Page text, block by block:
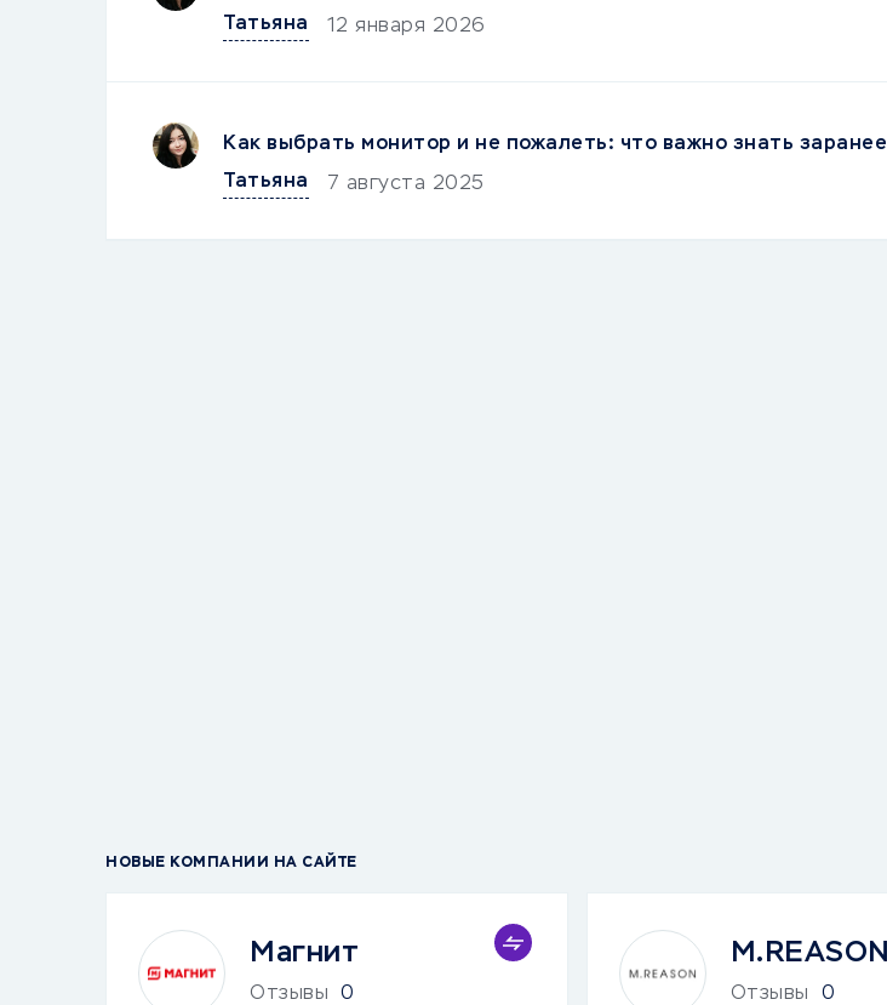
Татьяна
12 января 2026
Как выбрать монитор и не пожалеть: что важно знать заранее
Татьяна
7 августа 2025
НОВЫЕ КОМПАНИИ НА САЙТЕ
Магнит
Отзывы 0
M.REASON
Отзывы 0